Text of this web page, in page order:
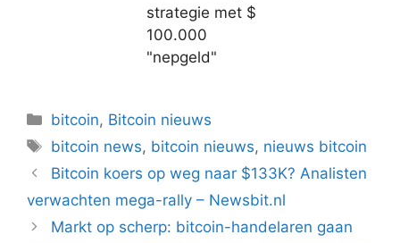
strategie met $
100.000
"nepgeld"
Categorieën
bitcoin, Bitcoin nieuws
Tags
bitcoin news, bitcoin nieuws, nieuws bitcoin
Berichtnavigatie
Bitcoin koers op weg naar $133K? Analisten
verwachten mega-rally – Newsbit.nl
Markt op scherp: bitcoin-handelaren gaan